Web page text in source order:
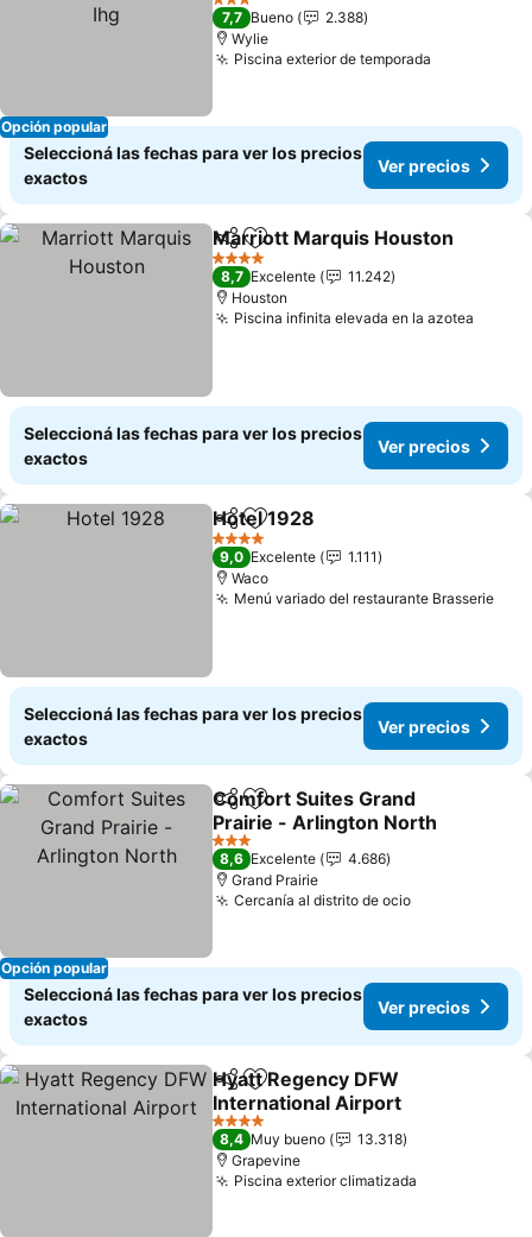
Opción popular
3 Estrellas
7,7 Bueno
2.388
Wylie
Piscina exterior de temporada
Seleccioná las fechas para ver los precios
exactos
Ver precios
CompartirAñadir a favoritos
Marriott Marquis Houston
4 Estrellas
8,7 Excelente
11.242
Houston
Piscina infinita elevada en la azotea
Seleccioná las fechas para ver los precios
exactos
Ver precios
CompartirAñadir a favoritos
Hotel 1928
4 Estrellas
9,0 Excelente
1.111
Waco
Menú variado del restaurante Brasserie
Seleccioná las fechas para ver los precios
exactos
Ver precios
Opción popular
CompartirAñadir a favoritos
Comfort Suites Grand
Prairie - Arlington North
3 Estrellas
8,6 Excelente
4.686
Grand Prairie
Cercanía al distrito de ocio
Seleccioná las fechas para ver los precios
exactos
Ver precios
CompartirAñadir a favoritos
Hyatt Regency DFW
International Airport
4 Estrellas
8,4 Muy bueno
13.318
Grapevine
Piscina exterior climatizada